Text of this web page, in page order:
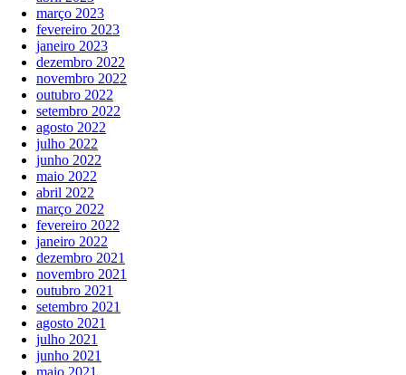
março 2023
fevereiro 2023
janeiro 2023
dezembro 2022
novembro 2022
outubro 2022
setembro 2022
agosto 2022
julho 2022
junho 2022
maio 2022
abril 2022
março 2022
fevereiro 2022
janeiro 2022
dezembro 2021
novembro 2021
outubro 2021
setembro 2021
agosto 2021
julho 2021
junho 2021
maio 2021